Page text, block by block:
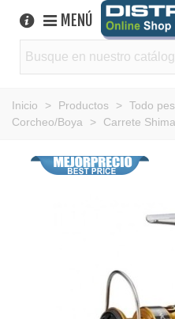
MENÚ
Inicio > Productos > Todo
Corcheo/Boya
> Carrete